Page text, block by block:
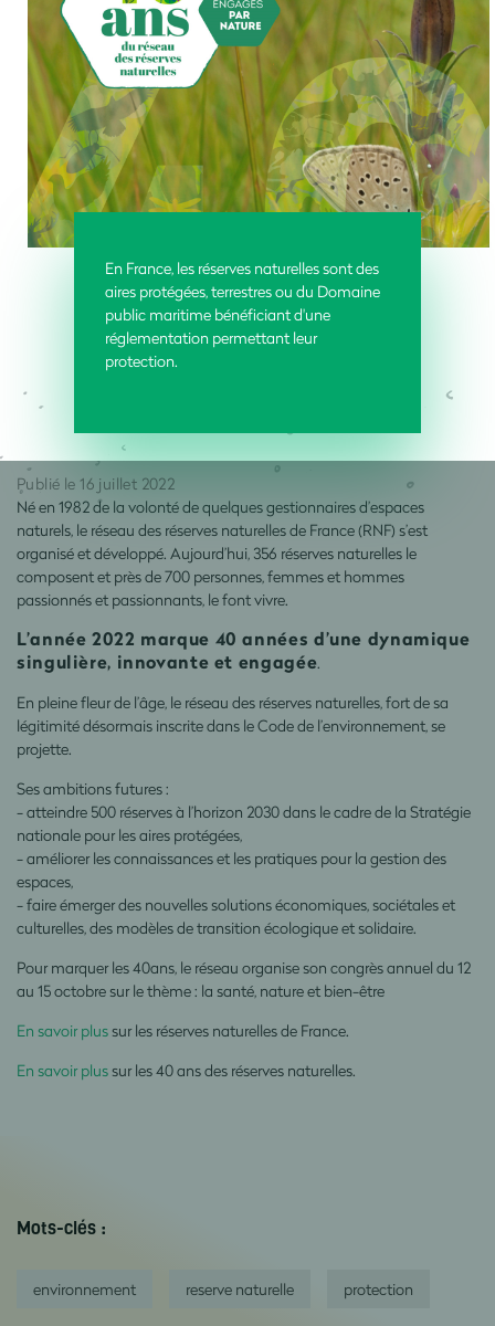
En France, les réserves naturelles sont des
aires protégées, terrestres ou du Domaine
public maritime bénéficiant d'une
réglementation permettant leur
protection.
Publié le 16 juillet 2022
Né en 1982 de la volonté de quelques gestionnaires d’espaces
naturels, le réseau des réserves naturelles de France (RNF) s’est
organisé et développé. Aujourd’hui, 356 réserves naturelles le
composent et près de 700 personnes, femmes et hommes
passionnés et passionnants, le font vivre.
L’année 2022 marque 40 années d’une dynamique
singulière, innovante et engagée.
En pleine fleur de l’âge, le réseau des réserves naturelles, fort de sa
légitimité désormais inscrite dans le Code de l’environnement, se
projette.
Ses ambitions futures :
- atteindre 500 réserves à l’horizon 2030 dans le cadre de la Stratégie
nationale pour les aires protégées,
- améliorer les connaissances et les pratiques pour la gestion des
espaces,
- faire émerger des nouvelles solutions économiques, sociétales et
culturelles, des modèles de transition écologique et solidaire.
Pour marquer les 40ans, le réseau organise son congrès annuel du 12
au 15 octobre sur le thème : la santé, nature et bien-être
En savoir plus sur les réserves naturelles de France.
En savoir plus sur les 40 ans des réserves naturelles.
Mots-clés :
environnement reserve naturelle protection